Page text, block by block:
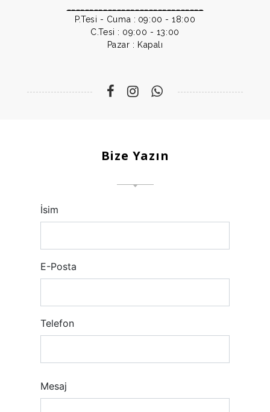
P.Tesi - Cuma : 09:00 - 18:00
C.Tesi : 09:00 - 13:00
Pazar : Kapalı
Bize Yazın
İsim
E-Posta
Telefon
Mesaj